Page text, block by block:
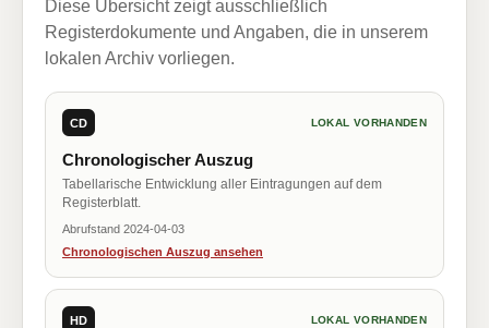
Diese Übersicht zeigt ausschließlich
Registerdokumente und Angaben, die in unserem
lokalen Archiv vorliegen.
CD LOKAL VORHANDEN
Chronologischer Auszug
Tabellarische Entwicklung aller Eintragungen auf dem
Registerblatt.
Abrufstand 2024-04-03
Chronologischen Auszug ansehen
HD LOKAL VORHANDEN